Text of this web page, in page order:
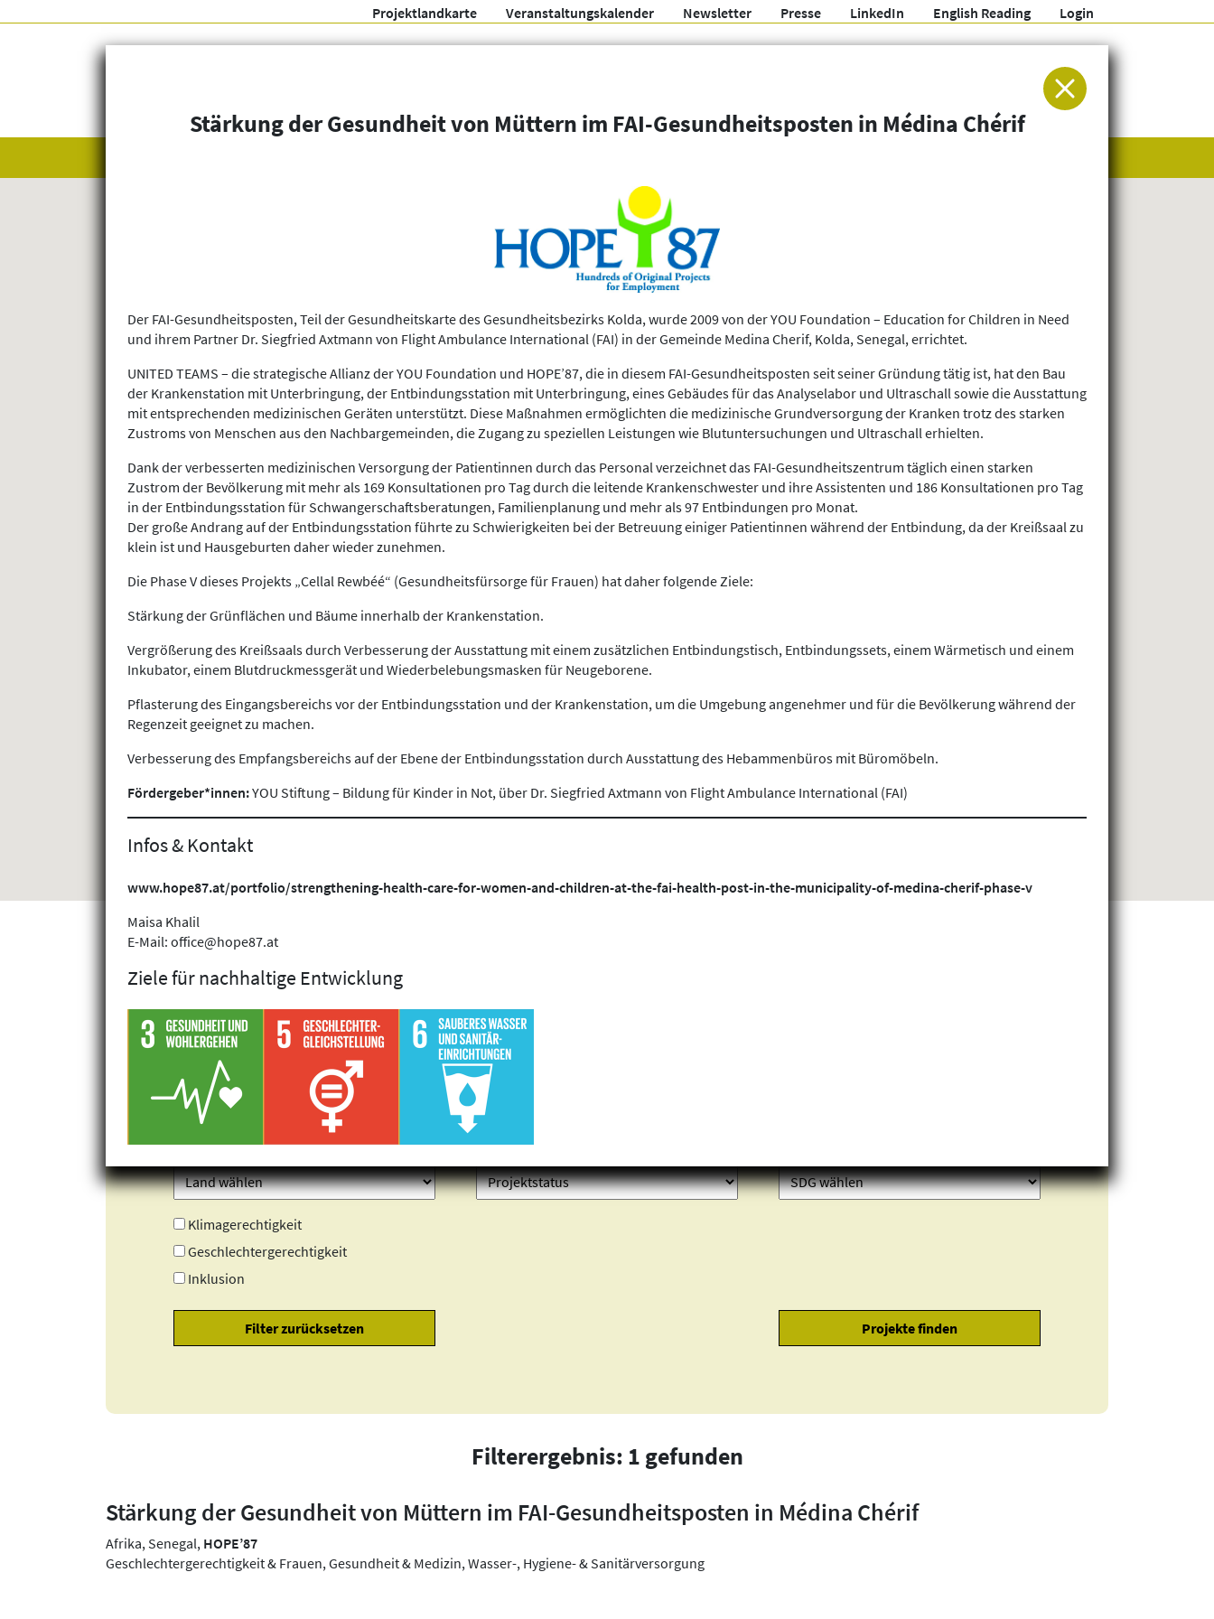
Projektlandkarte Veranstaltungskalender Newsletter Presse LinkedIn English Reading Login
Arbeitsgemeinschaft für Entwicklung und Humanitäre Hilfe
Klimagerechtigkeit
Geschlechtergerechtigkeit
Inklusion
Filterergebnis: 1 gefunden
Stärkung der Gesundheit von Müttern im FAI-Gesundheitsposten in Médina Chérif
Afrika, Senegal, HOPE’87
Geschlechtergerechtigkeit & Frauen, Gesundheit & Medizin, Wasser-, Hygiene- & Sanitärversorgung
Stärkung der Gesundheit von Müttern im FAI-Gesundheitsposten in Médina Chérif
Der FAI-Gesundheitsposten, Teil der Gesundheitskarte des Gesundheitsbezirks Kolda, wurde 2009 von der YOU Foundation – Education for Children in Need
und ihrem Partner Dr. Siegfried Axtmann von Flight Ambulance International (FAI) in der Gemeinde Medina Cherif, Kolda, Senegal, errichtet.
UNITED TEAMS – die strategische Allianz der YOU Foundation und HOPE’87, die in diesem FAI-Gesundheitsposten seit seiner Gründung tätig ist, hat den Bau
der Krankenstation mit Unterbringung, der Entbindungsstation mit Unterbringung, eines Gebäudes für das Analyselabor und Ultraschall sowie die Ausstattung
mit entsprechenden medizinischen Geräten unterstützt. Diese Maßnahmen ermöglichten die medizinische Grundversorgung der Kranken trotz des starken
Zustroms von Menschen aus den Nachbargemeinden, die Zugang zu speziellen Leistungen wie Blutuntersuchungen und Ultraschall erhielten.
Dank der verbesserten medizinischen Versorgung der Patientinnen durch das Personal verzeichnet das FAI-Gesundheitszentrum täglich einen starken
Zustrom der Bevölkerung mit mehr als 169 Konsultationen pro Tag durch die leitende Krankenschwester und ihre Assistenten und 186 Konsultationen pro Tag
in der Entbindungsstation für Schwangerschaftsberatungen, Familienplanung und mehr als 97 Entbindungen pro Monat.
Der große Andrang auf der Entbindungsstation führte zu Schwierigkeiten bei der Betreuung einiger Patientinnen während der Entbindung, da der Kreißsaal zu
klein ist und Hausgeburten daher wieder zunehmen.
Die Phase V dieses Projekts „Cellal Rewbéé“ (Gesundheitsfürsorge für Frauen) hat daher folgende Ziele:
Stärkung der Grünflächen und Bäume innerhalb der Krankenstation.
Vergrößerung des Kreißsaals durch Verbesserung der Ausstattung mit einem zusätzlichen Entbindungstisch, Entbindungssets, einem Wärmetisch und einem
Inkubator, einem Blutdruckmessgerät und Wiederbelebungsmasken für Neugeborene.
Pflasterung des Eingangsbereichs vor der Entbindungsstation und der Krankenstation, um die Umgebung angenehmer und für die Bevölkerung während der
Regenzeit geeignet zu machen.
Verbesserung des Empfangsbereichs auf der Ebene der Entbindungsstation durch Ausstattung des Hebammenbüros mit Büromöbeln.
Fördergeber*innen:YOU Stiftung – Bildung für Kinder in Not, über Dr. Siegfried Axtmann von Flight Ambulance International (FAI)
Infos & Kontakt
www.hope87.at/portfolio/strengthening-health-care-for-women-and-children-at-the-fai-health-post-in-the-municipality-of-medina-cherif-phase-v
Maisa Khalil
E-Mail: office@hope87.at
Ziele für nachhaltige Entwicklung